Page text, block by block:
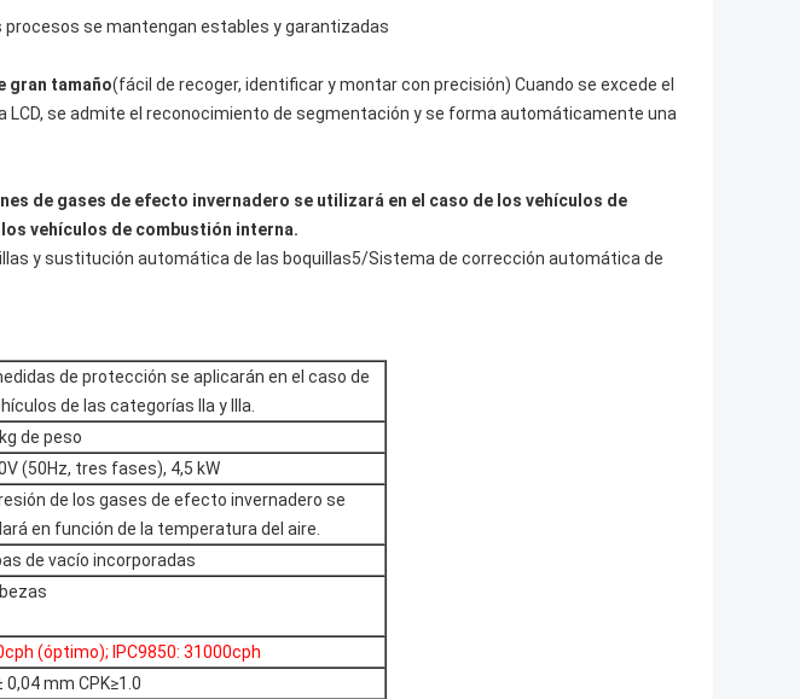
procesos se mantengan estables y garantizadas
gran tamaño(fácil de recoger, identificar y montar con precisión) Cuando se excede el
LCD, se admite el reconocimiento de segmentación y se forma automáticamente una
de gases de efecto invernadero se utilizará en el caso de los vehículos de
vehículos de combustión interna.
y sustitución automática de las boquillas5/Sistema de corrección automática de
de protección se aplicarán en el caso de
de las categorías IIa y IIIa.
de peso
(50Hz, tres fases), 4,5 kW
de los gases de efecto invernadero se
en función de la temperatura del aire.
de vacío incorporadas
(óptimo); IPC9850: 31000cph
0,04 mm CPK≥1.0